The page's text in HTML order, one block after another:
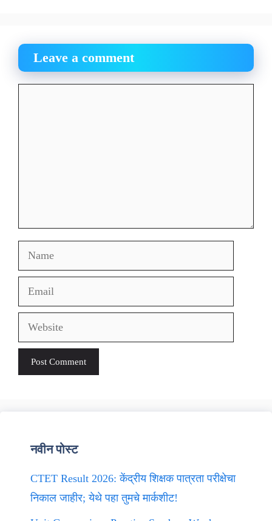
Leave a comment
Name
Email
Website
नवीन पोस्ट
CTET Result 2026: केंद्रीय शिक्षक पात्रता परीक्षेचा
निकाल जाहीर; येथे पहा तुमचे मार्कशीट!